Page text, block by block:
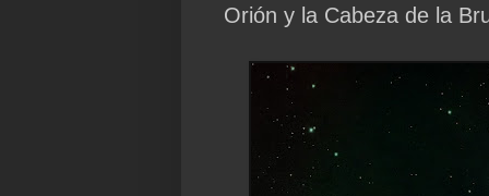
Orión y la Cabeza de la